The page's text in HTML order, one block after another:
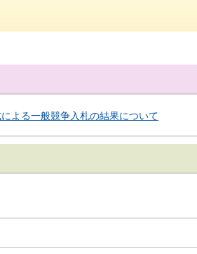
よる一般競争入札の結果について